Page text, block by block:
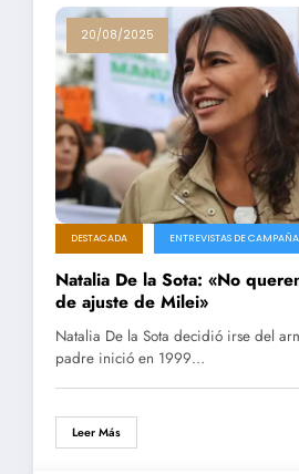
20/08/2025
DESTACADA ENTREVISTAS DE CAMPAÑA
Natalia De la Sota: «No
de ajuste de Milei»
Natalia De la Sota decidió irse del
padre inició en 1999…
Leer Más